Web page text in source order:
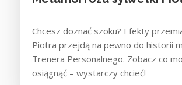
Chcesz doznać szoku? Efekty
Piotra przejdą na pewno do historii
Trenera Personalnego. Zobacz co
osiągnąć – wystarczy chcieć!